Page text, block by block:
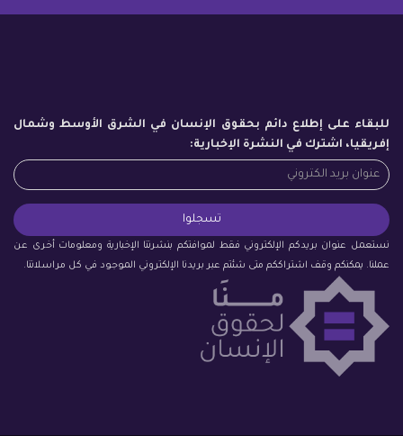
للبقاء على إطلاع دائم بحقوق الإنسان في الشرق الأوسط وشمال
إفريقيا، اشترك في النشرة الإخبارية:
نستعمل عنوان بريدكم الإلكتروني فقط لموافتكم بنشرتنا الإخبارية ومعلومات أخرى عن
عملنا. يمكنكم وقف اشتراككم متى شئتم عبر بريدنا الإلكتروني الموجود في كل مراسلاتنا.